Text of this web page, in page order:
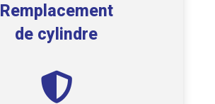
Remplacement
de cylindre
